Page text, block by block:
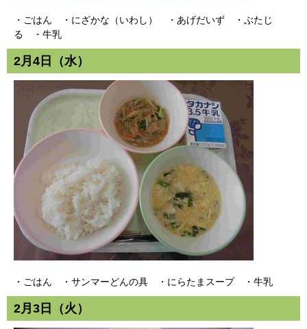
・ごはん ・にざかな（いわし） ・あげだいず ・ぶたじ
る ・牛乳
2月4日（水）
・ごはん ・サンマーどんの具 ・にらたまスープ ・牛乳
2月3日（火）